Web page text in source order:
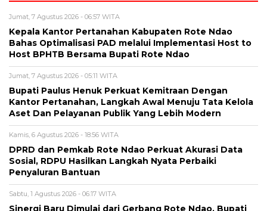
Jumat, 7 Agustus 2026 - 06:57 WITA
Kepala Kantor Pertanahan Kabupaten Rote Ndao
Bahas Optimalisasi PAD melalui Implementasi Host to
Host BPHTB Bersama Bupati Rote Ndao
Jumat, 7 Agustus 2026 - 05:11 WITA
Bupati Paulus Henuk Perkuat Kemitraan Dengan
Kantor Pertanahan, Langkah Awal Menuju Tata Kelola
Aset Dan Pelayanan Publik Yang Lebih Modern
Kamis, 6 Agustus 2026 - 18:56 WITA
DPRD dan Pemkab Rote Ndao Perkuat Akurasi Data
Sosial, RDPU Hasilkan Langkah Nyata Perbaiki
Penyaluran Bantuan
Sabtu, 1 Agustus 2026 - 06:17 WITA
Sinergi Baru Dimulai dari Gerbang Rote Ndao, Bupati